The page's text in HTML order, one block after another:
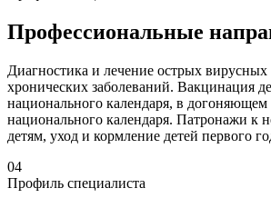
Профессиональные
Диагностика и лечение острых
хронических заболеваний. Вакцинация
национального календаря, в догоняющем
национального календаря. Патронажи к
детям, уход и кормление детей первого
04
Профиль специалиста